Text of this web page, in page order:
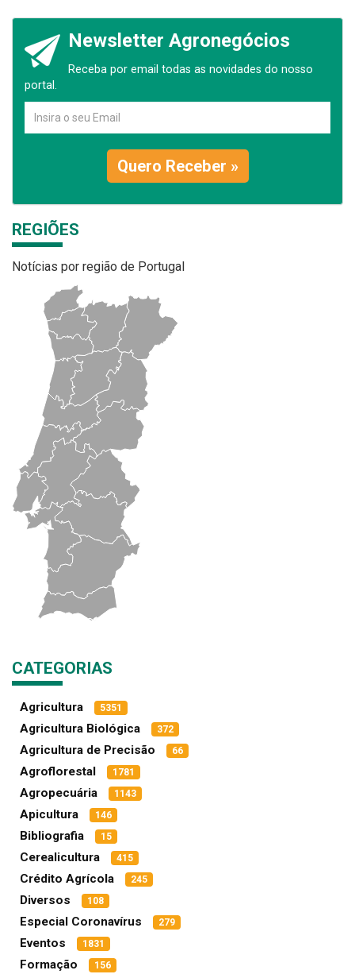
Newsletter Agronegócios
Receba por email todas as novidades do nosso
portal.
Quero Receber »
REGIÕES
Notícias por região de Portugal
CATEGORIAS
Agricultura 5351
Agricultura Biológica 372
Agricultura de Precisão 66
Agroflorestal 1781
Agropecuária 1143
Apicultura 146
Bibliografia 15
Cerealicultura 415
Crédito Agrícola 245
Diversos 108
Especial Coronavírus 279
Eventos 1831
Formação 156